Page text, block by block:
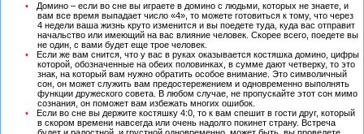
Домино – если во сне вы играете в домино с людьми, которых не знаете, и
вам все время выпадает число «4», то можете готовиться к тому, что через
4 недели ваша жизнь круто изменится и вы поедете туда, куда вас отправит
начальство или имеющий на вас влияние человек. Скорее всего, поедете вы
не один, с вами будет еще трое человек.
Если же вам снится, что у вас в руках оказывается костяшка домино, цифры
которой, обозначенные на обеих половинках, в сумме дают четверку, то это
знак, на который вам нужно обратить особое внимание. Это символичный
сон, он может служить вам предостережением и одновременно выполнять
функции дружеского совета. В любом случае, не пропускайте этот сон мимо
сознания, он поможет вам избежать многих ошибок.
Если во сне вы держите костяшку 4:0, то к вам спешит в гости друг, который
в скором времени навсегда или очень надолго покинет страну. Встреча